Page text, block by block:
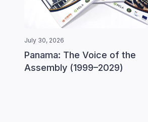
July 30, 2026
Panama: The Voice of the
Assembly (1999–2029)